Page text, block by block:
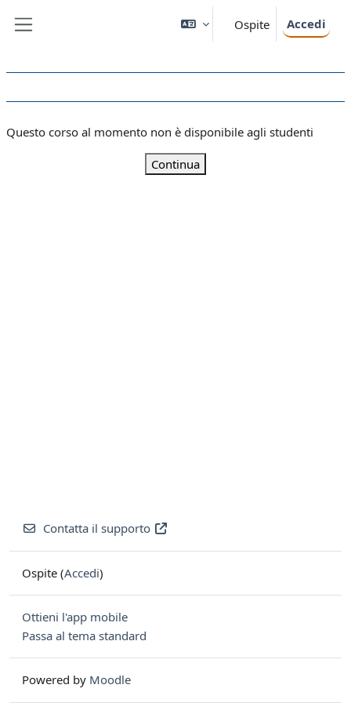
Ospite Accedi
Questo corso al momento non è disponibile agli studenti
Continua
Contatta il supporto
Ospite (Accedi)
Ottieni l'app mobile
Passa al tema standard
Powered by Moodle